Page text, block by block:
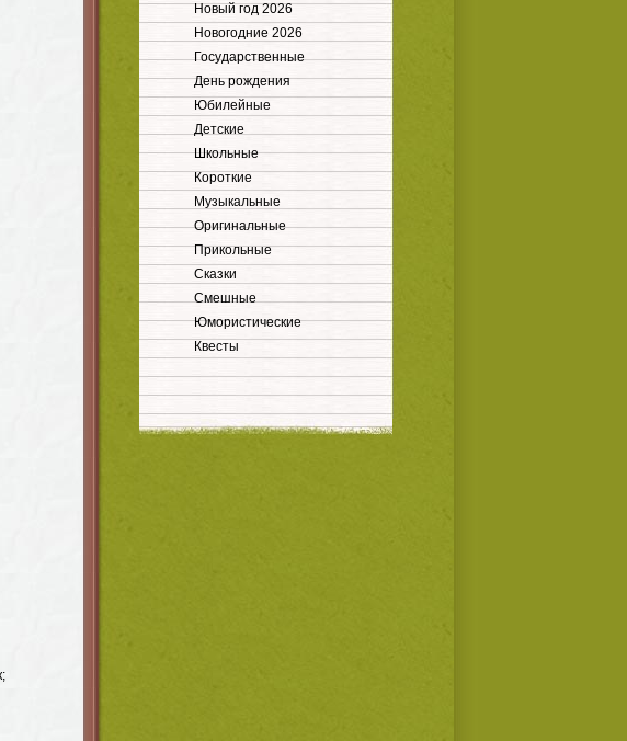
Новый год 2026
Новогодние 2026
Государственные
День рождения
Юбилейные
Детские
Школьные
Короткие
Музыкальные
Оригинальные
Прикольные
Сказки
Смешные
Юмористические
Квесты